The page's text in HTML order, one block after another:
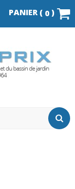
PANIER ( 0 )